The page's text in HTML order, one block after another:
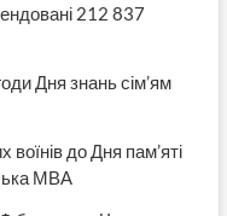
212 837
Дня знань сім’ям
до Дня пам’яті
МВА